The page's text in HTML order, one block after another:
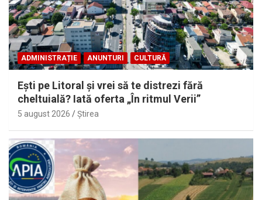
ADMINISTRAȚIE ANUNTURI CULTURĂ
Eşti pe Litoral şi vrei să te distrezi fără
cheltuială? Iată oferta „În ritmul Verii”
5 august 2026 Ştirea